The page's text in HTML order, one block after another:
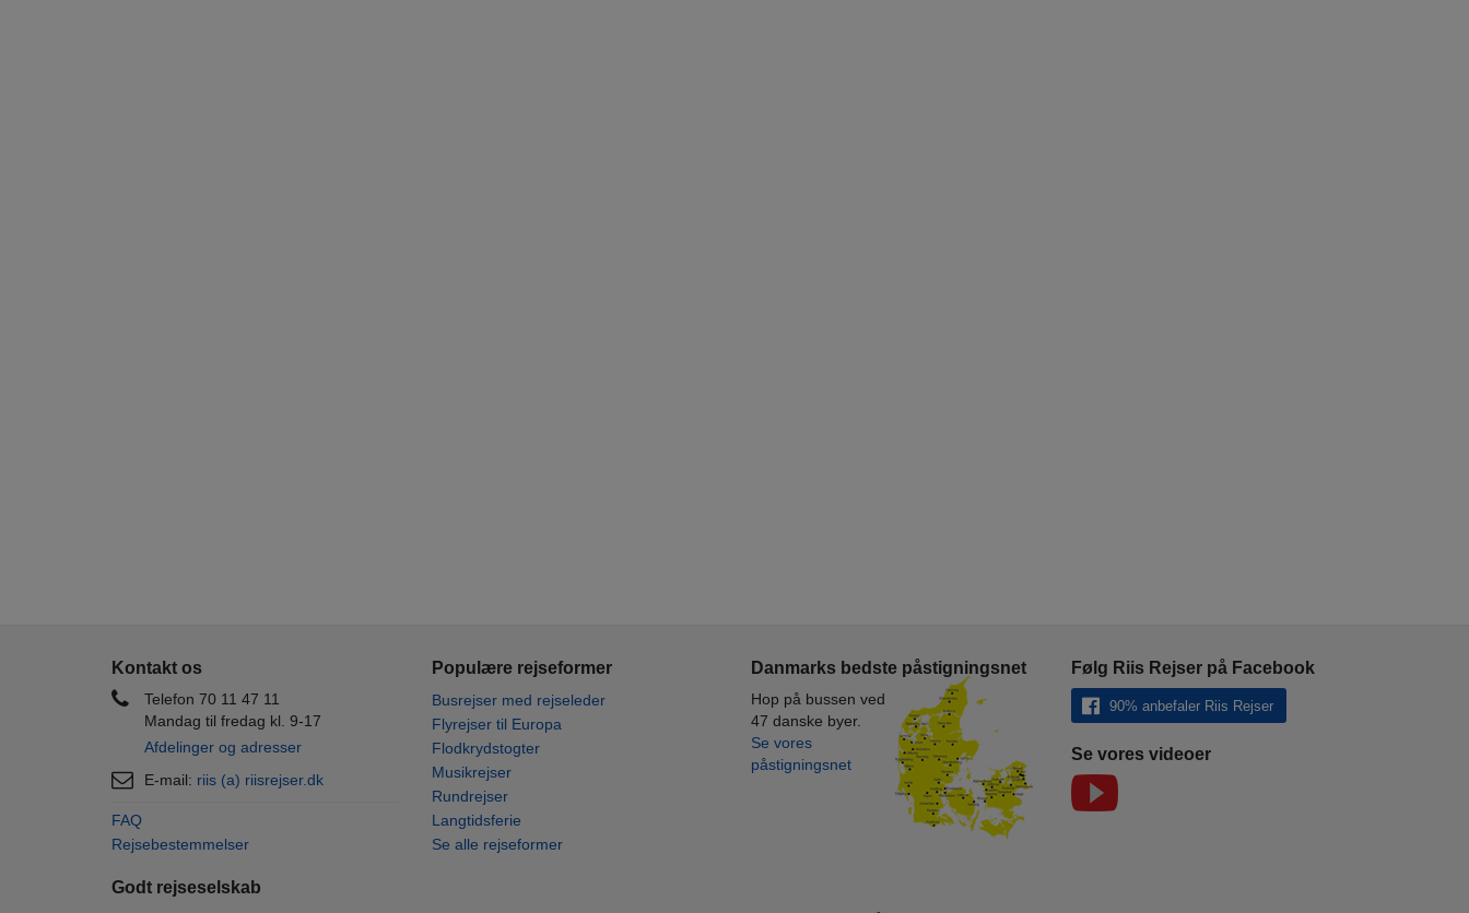
Kontakt os
Telefon 70 11 47 11
Mandag til fredag kl. 9-17
Afdelinger og adresser
E-mail: riis (a) riisrejser.dk
FAQ
Rejsebestemmelser
Populære rejseformer
Busrejser med rejseleder
Flyrejser til Europa
Flodkrydstogter
Musikrejser
Rundrejser
Langtidsferie
Se alle rejseformer
Danmarks bedste påstigningsnet
Hop på bussen ved
47 danske byer.
Se vores
påstigningsnet
Følg Riis Rejser på Facebook
90% anbefaler Riis Rejser
Se vores videoer
Godt rejseselskab